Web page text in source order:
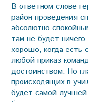
В ответном слове
район проведения
абсолютно
там не будет
хорошо, когда есть
любой приказ
достоинством. Но
происходящих в
будет самой